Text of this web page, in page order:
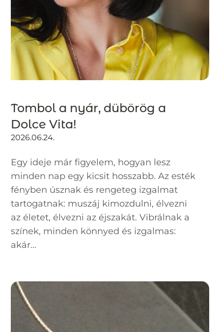
Tombol a nyár, dübörög a
Dolce Vita!
2026.06.24.
Egy ideje már figyelem, hogyan lesz
minden nap egy kicsit hosszabb. Az esték
fényben úsznak és rengeteg izgalmat
tartogatnak: muszáj kimozdulni, élvezni
az életet, élvezni az éjszakát. Vibrálnak a
színek, minden könnyed és izgalmas:
akár...